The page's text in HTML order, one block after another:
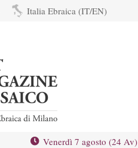
Italia Ebraica (IT/EN)
Venerdì 7 agosto (24 Av)